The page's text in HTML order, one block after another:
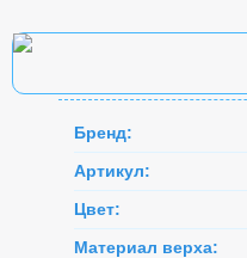
Бренд:
Артикул:
Цвет:
Материал верха: